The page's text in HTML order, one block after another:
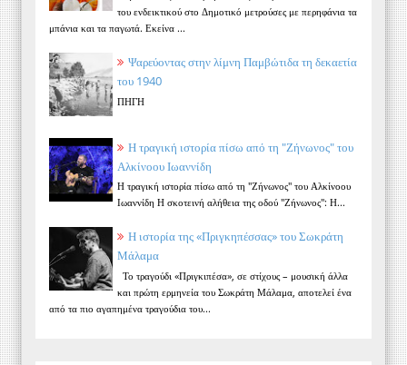
του ενδεικτικού στο Δημοτικό μετρούσες με περηφάνια τα
μπάνια και τα παγωτά. Εκείνα ...
Ψαρεύοντας στην λίμνη Παμβώτιδα τη δεκαετία
του 1940
ΠΗΓΗ
Η τραγική ιστορία πίσω από τη "Ζήνωνος" του
Αλκίνοου Ιωαννίδη
Η τραγική ιστορία πίσω από τη "Ζήνωνος" του Αλκίνοου
Ιωαννίδη Η σκοτεινή αλήθεια της οδού "Ζήνωνος": Η...
Η ιστορία της «Πριγκηπέσσας» του Σωκράτη
Μάλαμα
Το τραγούδι «Πριγκιπέσα», σε στίχους – μουσική άλλα
και πρώτη ερμηνεία του Σωκράτη Μάλαμα, αποτελεί ένα
από τα πιο αγαπημένα τραγούδια του...